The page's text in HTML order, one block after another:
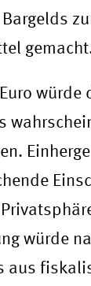
würde
würde
aus